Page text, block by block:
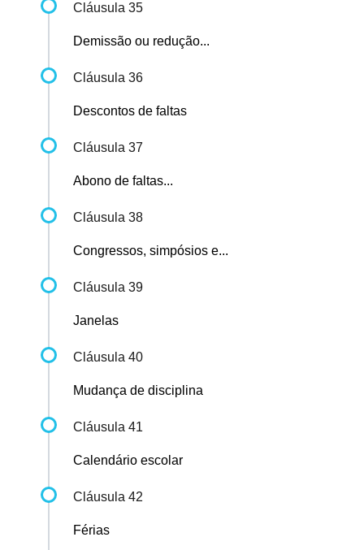
Cláusula 35
Demissão ou redução...
Cláusula 36
Descontos de faltas
Cláusula 37
Abono de faltas...
Cláusula 38
Congressos, simpósios e...
Cláusula 39
Janelas
Cláusula 40
Mudança de disciplina
Cláusula 41
Calendário escolar
Cláusula 42
Férias